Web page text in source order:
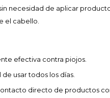
necesidad de aplicar
el cabello.
efectiva contra piojos.
de usar todos los días.
directo de productos